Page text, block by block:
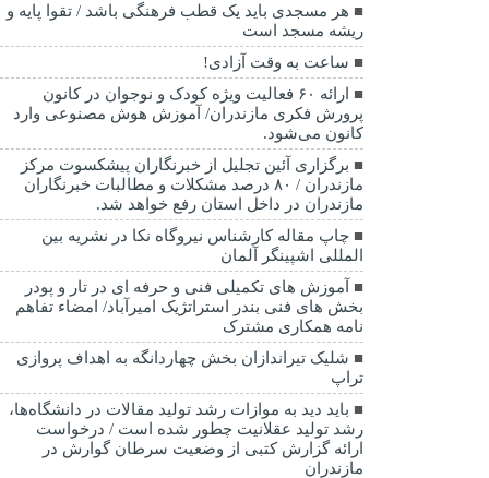
هر مسجدی باید یک قطب فرهنگی باشد / تقوا پایه و
ریشه مسجد است
ساعت به وقت آزادی!
ارائه ۶۰ فعالیت ویژه کودک و نوجوان در کانون
پرورش فکری مازندران/ آموزش هوش مصنوعی وارد
کانون می‌شود.
برگزاری آئین تجلیل از خبرنگاران پیشکسوت مرکز
مازندران / ۸۰ درصد مشکلات و مطالبات خبرنگاران
مازندران در داخل استان رفع خواهد شد.
چاپ مقاله کارشناس نيروگاه نكا در نشریه بین
المللی اشپینگر آلمان
آموزش های تکمیلی فنی و حرفه ای در تار و پودر
بخش های فنی بندر استراتژیک امیرآباد/ امضاء تفاهم
نامه همکاری مشترک
شلیک تیراندازان بخش چهاردانگه به اهداف پروازی
تراپ
باید دید به موازات رشد تولید مقالات در دانشگاه‌ها،
رشد تولید عقلانیت چطور شده است / درخواست
ارائه گزارش کتبی از وضعیت سرطان گوارش در
مازندران